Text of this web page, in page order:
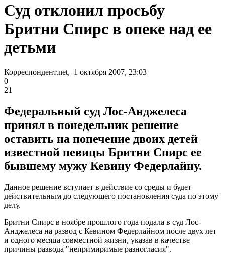
Суд отклонил просьбу
Бритни Спирс в опеке над ее
детьми
Корреспондент.net, 1 октября 2007, 23:03
0
21
Федеральный суд Лос-Анджелеса
принял в понедельник решение
оставить на попечение двоих детей
известной певицы Бритни Спирс ее
бывшему мужу Кевину Федерлайну.
Данное решение вступает в действие со среды и будет
действительным до следующего постановления суда по этому
делу.
Бритни Спирс в ноябре прошлого года подала в суд Лос-
Анджелеса на развод с Кевином Федерлайном после двух лет
и одного месяца совместной жизни, указав в качестве
причины развода "непримиримые разногласия".